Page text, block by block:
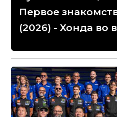
Первое
(2026) - Хонда во